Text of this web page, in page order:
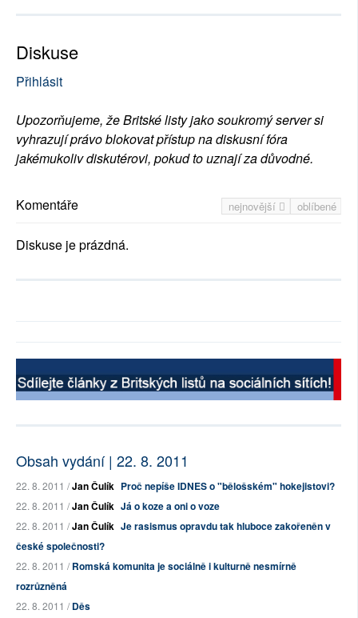
Diskuse
Přihlásit
Upozorňujeme, že Britské listy jako soukromý server si
vyhrazují právo blokovat přístup na diskusní fóra
jakémukoliv diskutérovi, pokud to uznají za důvodné.
nejnovější oblíbené
Komentáře
Diskuse je prázdná.
Obsah vydání | 22. 8. 2011
22. 8. 2011 /Jan Čulík Proč nepíše IDNES o "bělošském" hokejistovi?
22. 8. 2011 /Jan Čulík Já o koze a oni o voze
22. 8. 2011 /Jan Čulík Je rasismus opravdu tak hluboce zakořeněn v
české společnosti?
22. 8. 2011 /Romská komunita je sociálně i kulturně nesmírně
rozrůzněná
22. 8. 2011 /Děs